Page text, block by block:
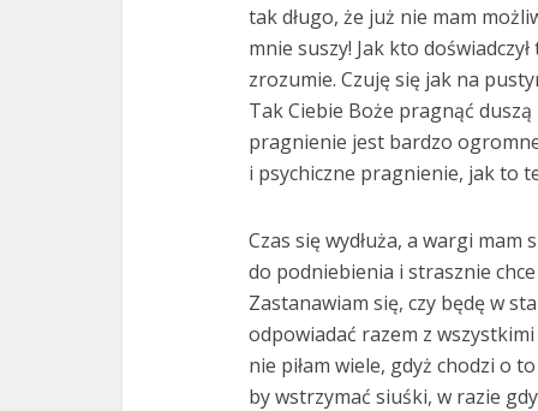
tak długo, że już nie mam
mnie suszy! Jak kto
zrozumie. Czuję się jak na
Tak Ciebie Boże pragnąć
pragnienie jest bardzo
i psychiczne pragnienie, jak to
Czas się wydłuża, a wargi
do podniebienia i strasznie
Zastanawiam się, czy będę w
odpowiadać razem z
nie piłam wiele, gdyż chodzi o
by wstrzymać siuśki, w razie